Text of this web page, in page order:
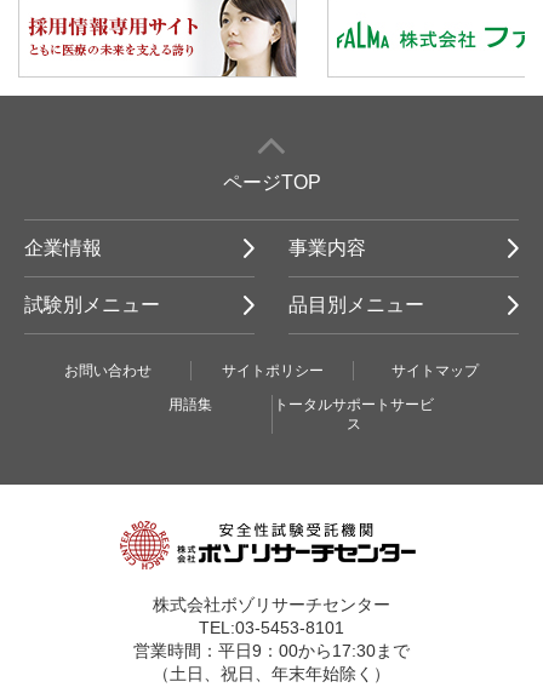
ページTOP
企業情報 事業内容
試験別メニュー 品目別メニュー
お問い合わせ サイトポリシー
サイトマップ
用語集
トータルサポートサービ
ス
株式会社ボゾリサーチセンター
TEL:03-5453-8101
営業時間：平日9：00から17:30まで
（土日、祝日、年末年始除く）